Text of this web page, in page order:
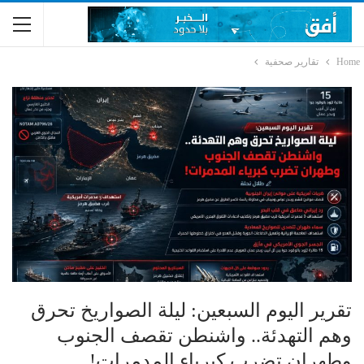
Home تقارير صحفية
تقرير اليوم السبعين: ليلة الصواريخ تحرق
وهم التهدئة.. واشنطن تقصف الجنوب